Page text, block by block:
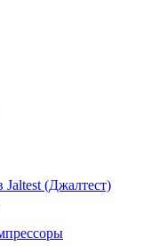
Jaltest (Джалтест)